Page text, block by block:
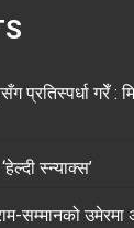
गरेँ :
स्न्याक्स’
सम्मानको उमेरमा